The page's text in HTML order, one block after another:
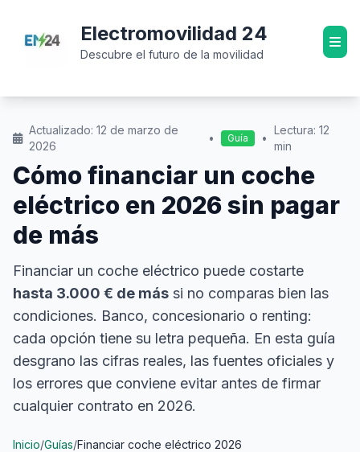
Electromovilidad 24
Descubre el futuro de la movilidad
Actualizado: 12 de marzo de
2026
• Guía •
Lectura: 12
min
Cómo financiar un coche
eléctrico en 2026 sin pagar
de más
Financiar un coche eléctrico puede costarte
hasta 3.000 € de más si no comparas bien las
condiciones. Banco, concesionario o renting:
cada opción tiene su letra pequeña. En esta guía
desgrano las cifras reales, las fuentes oficiales y
los errores que conviene evitar antes de firmar
cualquier contrato en 2026.
Inicio/Guías/Financiar coche eléctrico 2026